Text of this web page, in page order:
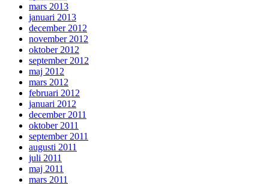
mars 2013
januari 2013
december 2012
november 2012
oktober 2012
september 2012
maj 2012
mars 2012
februari 2012
januari 2012
december 2011
oktober 2011
september 2011
augusti 2011
juli 2011
maj 2011
mars 2011